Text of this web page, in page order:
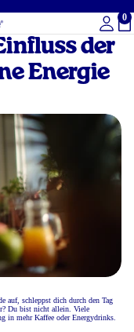
0
der
Energie
auf, schleppst dich durch den Tag
Du bist nicht allein. Viele
in mehr Kaffee oder Energydrinks.